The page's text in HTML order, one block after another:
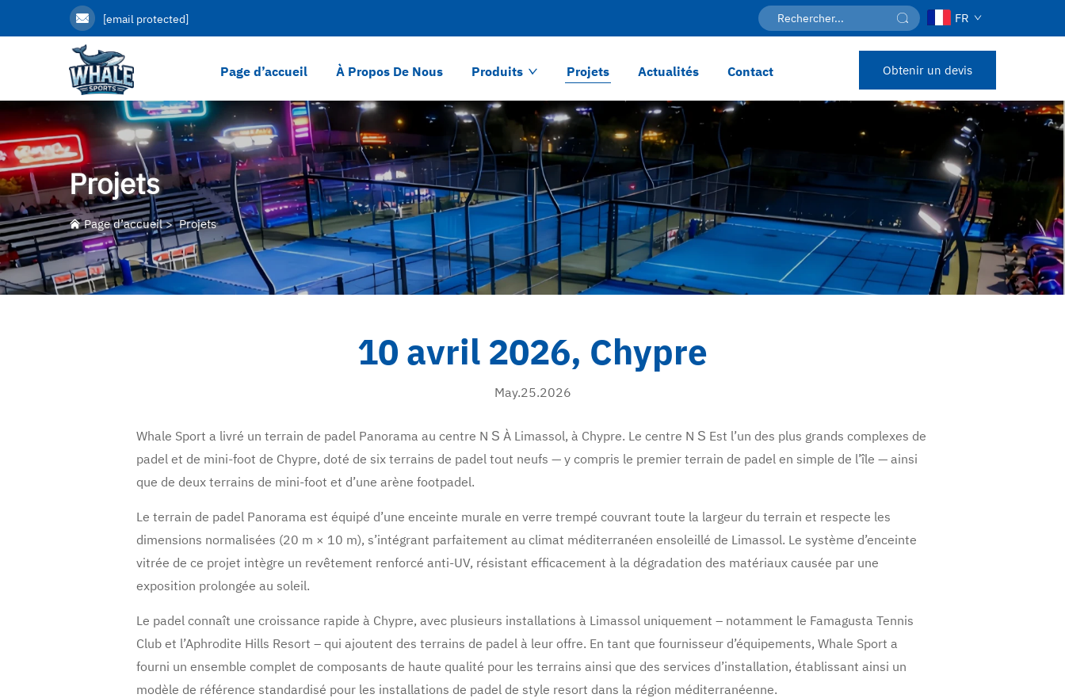
[email protected] FR
Page d’accueil À Propos De Nous Produits Projets Actualités Contact Obtenir un devis
Projets
Page d’accueil>Projets
10 avril 2026, Chypre
May.25.2026
Whale Sport a livré un terrain de padel Panorama au centre N S À Limassol, à Chypre. Le centre N S Est l’un des plus grands complexes de
padel et de mini-foot de Chypre, doté de six terrains de padel tout neufs — y compris le premier terrain de padel en simple de l’île — ainsi
que de deux terrains de mini-foot et d’une arène footpadel.
Le terrain de padel Panorama est équipé d’une enceinte murale en verre trempé couvrant toute la largeur du terrain et respecte les
dimensions normalisées (20 m × 10 m), s’intégrant parfaitement au climat méditerranéen ensoleillé de Limassol. Le système d’enceinte
vitrée de ce projet intègre un revêtement renforcé anti-UV, résistant efficacement à la dégradation des matériaux causée par une
exposition prolongée au soleil.
Le padel connaît une croissance rapide à Chypre, avec plusieurs installations à Limassol uniquement – notamment le Famagusta Tennis
Club et l’Aphrodite Hills Resort – qui ajoutent des terrains de padel à leur offre. En tant que fournisseur d’équipements, Whale Sport a
fourni un ensemble complet de composants de haute qualité pour les terrains ainsi que des services d’installation, établissant ainsi un
modèle de référence standardisé pour les installations de padel de style resort dans la région méditerranéenne.